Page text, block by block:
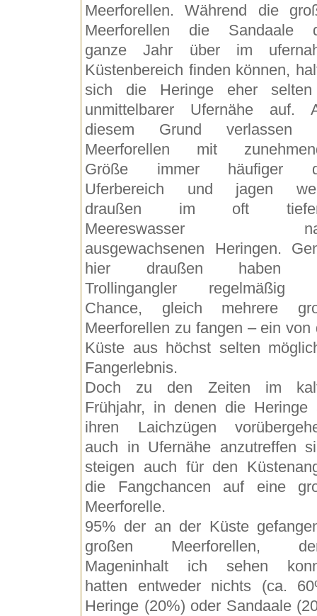
Meerforellen. Während die
Meerforellen die Sandaale
ganze Jahr über im
Küstenbereich finden können,
sich die Heringe eher
unmittelbarer Ufernähe auf.
diesem Grund verlassen
Meerforellen mit
Größe immer häufiger
Uferbereich und jagen
draußen im oft
Meereswasser
ausgewachsenen Heringen.
hier draußen haben
Trollingangler regelmäßig
Chance, gleich mehrere
Meerforellen zu fangen – ein von
Küste aus höchst selten
Fangerlebnis.
Doch zu den Zeiten im
Frühjahr, in denen die Heringe
ihren Laichzügen
auch in Ufernähe anzutreffen
steigen auch für den
die Fangchancen auf eine
Meerforelle.
95% der an der Küste
großen Meerforellen,
Mageninhalt ich sehen
hatten entweder nichts (ca.
Heringe (20%) oder Sandaale